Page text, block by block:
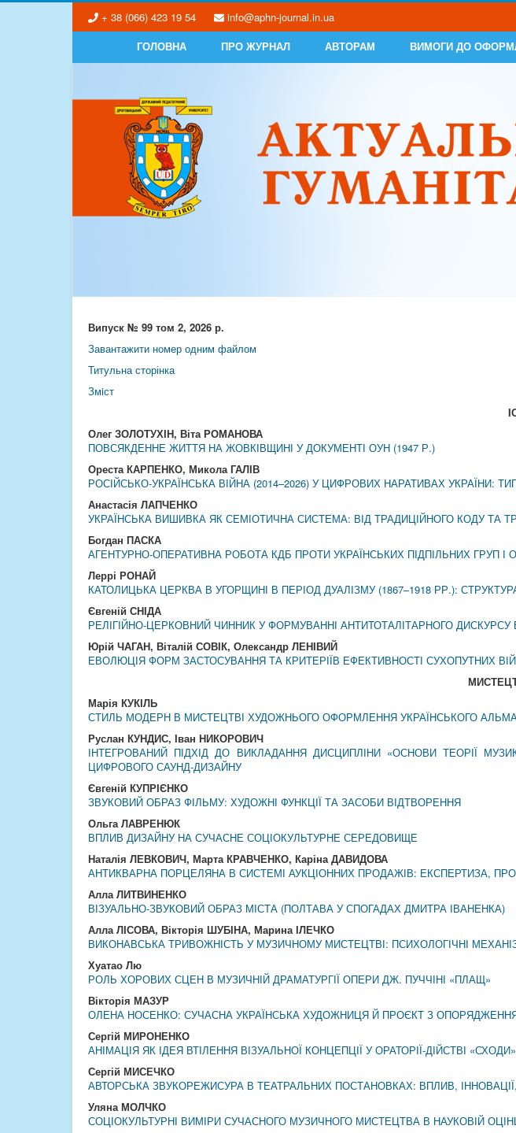
+ 38 (066) 423 19 54 info@aphn-journal.in.ua
ГОЛОВНА ПРО ЖУРНАЛ АВТОРАМ ВИМОГИ ДО
Випуск № 99 том 2, 2026 р.
Завантажити номер одним файлом
Титульна сторінка
Змiст
Олег ЗОЛОТУХІН, Віта РОМАНОВА
ПОВСЯКДЕННЕ ЖИТТЯ НА ЖОВКІВЩИНІ У ДОКУМЕНТІ ОУН (1947 Р.)
Ореста КАРПЕНКО, Микола ГАЛІВ
РОСІЙСЬКО-УКРАЇНСЬКА ВІЙНА (2014–2026) У ЦИФРОВИХ НАРАТИВАХ УКРАЇНИ:
Анастасія ЛАПЧЕНКО
УКРАЇНСЬКА ВИШИВКА ЯК СЕМІОТИЧНА СИСТЕМА: ВІД ТРАДИЦІЙНОГО КОДУ ТА
Богдан ПАСКА
АГЕНТУРНО-ОПЕРАТИВНА РОБОТА КДБ ПРОТИ УКРАЇНСЬКИХ ПІДПІЛЬНИХ ГРУП І
Леррі РОНАЙ
КАТОЛИЦЬКА ЦЕРКВА В УГОРЩИНІ В ПЕРІОД ДУАЛІЗМУ (1867–1918 РР.):
Євгеній СНІДА
РЕЛІГІЙНО-ЦЕРКОВНИЙ ЧИННИК У ФОРМУВАННІ АНТИТОТАЛІТАРНОГО ДИСКУРСУ
Юрій ЧАГАН, Віталій СОВІК, Олександр ЛЕНІВИЙ
ЕВОЛЮЦІЯ ФОРМ ЗАСТОСУВАННЯ ТА КРИТЕРІЇВ ЕФЕКТИВНОСТІ СУХОПУТНИХ
Марія КУКІЛЬ
СТИЛЬ МОДЕРН В МИСТЕЦТВІ ХУДОЖНЬОГО ОФОРМЛЕННЯ УКРАЇНСЬКОГО
Руслан КУНДИС, Іван НИКОРОВИЧ
ІНТЕГРОВАНИЙ ПІДХІД ДО ВИКЛАДАННЯ ДИСЦИПЛІНИ «ОСНОВИ ТЕОРІЇ
ЦИФРОВОГО САУНД-ДИЗАЙНУ
Євгеній КУПРІЄНКО
ЗВУКОВИЙ ОБРАЗ ФІЛЬМУ: ХУДОЖНІ ФУНКЦІЇ ТА ЗАСОБИ ВІДТВОРЕННЯ
Ольга ЛАВРЕНЮК
ВПЛИВ ДИЗАЙНУ НА СУЧАСНЕ СОЦІОКУЛЬТУРНЕ СЕРЕДОВИЩЕ
Наталія ЛЕВКОВИЧ, Марта КРАВЧЕНКО, Каріна ДАВИДОВА
АНТИКВАРНА ПОРЦЕЛЯНА В СИСТЕМІ АУКЦІОННИХ ПРОДАЖІВ: ЕКСПЕРТИЗА,
Алла ЛИТВИНЕНКО
ВІЗУАЛЬНО-ЗВУКОВИЙ ОБРАЗ МІСТА (ПОЛТАВА У СПОГАДАХ ДМИТРА ІВАНЕНКА)
Алла ЛІСОВА, Вікторія ШУБІНА, Марина ІЛЕЧКО
ВИКОНАВСЬКА ТРИВОЖНІСТЬ У МУЗИЧНОМУ МИСТЕЦТВІ: ПСИХОЛОГІЧНІ
Хуатао Лю
РОЛЬ ХОРОВИХ СЦЕН В МУЗИЧНІЙ ДРАМАТУРГІЇ ОПЕРИ ДЖ. ПУЧЧІНІ «ПЛАЩ»
Вікторія МАЗУР
ОЛЕНА НОСЕНКО: СУЧАСНА УКРАЇНСЬКА ХУДОЖНИЦЯ Й ПРОЄКТ З
Сергій МИРОНЕНКО
АНІМАЦІЯ ЯК ІДЕЯ ВТІЛЕННЯ ВІЗУАЛЬНОЇ КОНЦЕПЦІЇ У ОРАТОРІЇ-ДІЙСТВІ
Сергій МИСЕЧКО
АВТОРСЬКА ЗВУКОРЕЖИСУРА В ТЕАТРАЛЬНИХ ПОСТАНОВКАХ: ВПЛИВ,
Уляна МОЛЧКО
СОЦІОКУЛЬТУРНІ ВИМІРИ СУЧАСНОГО МУЗИЧНОГО МИСТЕЦТВА В НАУКОВІЙ